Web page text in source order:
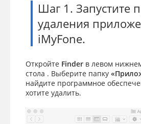
Шаг 1. Запустите
удаления
iMyFone.
Откройте Finder в левом
стола . Выберите папку
найдите программное
хотите удалить.